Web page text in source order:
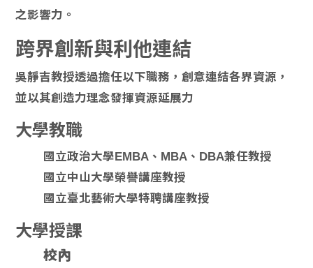
之影響力。
跨界創新與利他連結
吳靜吉教授透過擔任以下職務，創意連結各界資源，
並以其創造力理念發揮資源延展力
大學教職
國立政治大學EMBA、MBA、DBA兼任教授
國立中山大學榮譽講座教授
國立臺北藝術大學特聘講座教授
大學授課
校內